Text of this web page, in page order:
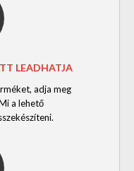
LEADHATJA
adja meg
a lehető